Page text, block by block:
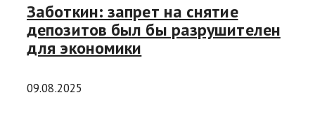
Заботкин: запрет на снятие
депозитов был бы разрушителен
для экономики
09.08.2025